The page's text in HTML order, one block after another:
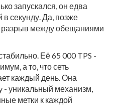
запускался, он едва
в секунду. Да, позже
разрыв между обещаниями
Её 65 000 TPS -
а то, что сеть
каждый день. Она
уникальный механизм,
метки к каждой